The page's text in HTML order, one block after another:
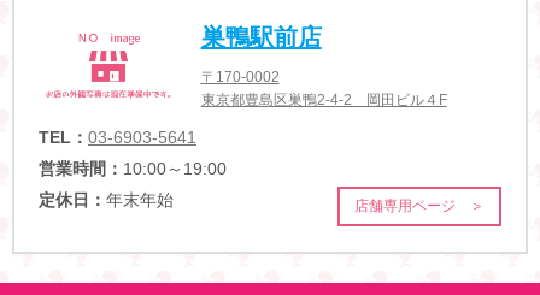
巣鴨駅前店
〒170-0002
東京都豊島区巣鴨2-4-2 岡田ビル４F
TEL： 03-6903-5641
営業時間： 10:00～19:00
定休日： 年末年始 店舗専用ページ ＞